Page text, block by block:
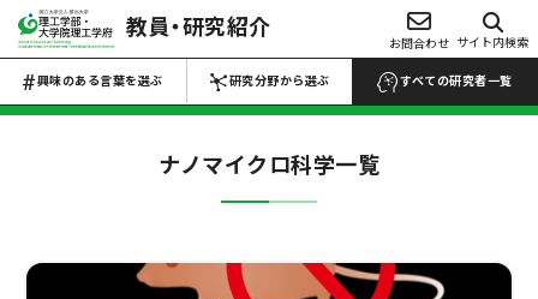
興味のある言葉を選ぶ
すべての研究者一覧 →
研究分野から選ぶ
Search by research field
プラズマ学 地球惑星科学
教員・研究紹介
お問合わせ サイト内検索
興味のある言葉を選ぶ 研究分野から選ぶ すべての研究者一覧
ナノマイクロ科学一覧